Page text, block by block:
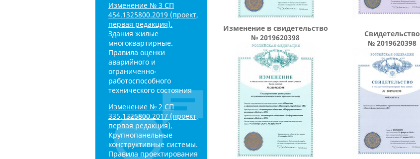
Изменение № 3 СП
454.1325800.2019 (проект,
первая редакция).
Здания жилые
многоквартирные.
Правила оценки
аварийного и
ограниченно-
работоспособного
технического состояния
Изменение № 2 СП
335.1325800.2017 (проект,
первая редакция).
Крупнопанельные
конструктивные системы.
Правила проектирования
Изменение в свидетельство
№ 2019620398
Свидетельство
№ 2019620398